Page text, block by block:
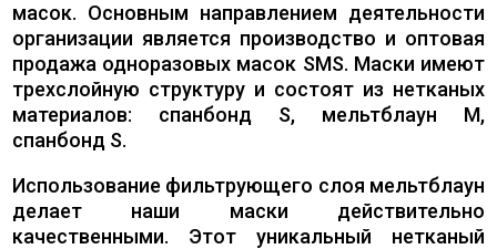
масок. Основным направлением деятельности
организации является производство и оптовая
продажа одноразовых масок SMS. Маски имеют
трехслойную структуру и состоят из нетканых
материалов: спанбонд S, мельтблаун M,
спанбонд S.
Использование фильтрующего слоя мельтблаун
делает наши маски действительно
качественными. Этот уникальный нетканый